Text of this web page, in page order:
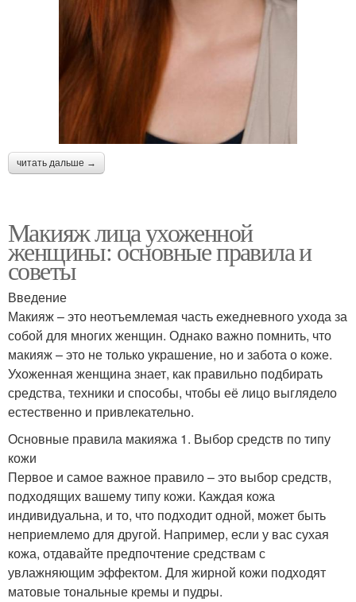
читать дальше →
Макияж лица ухоженной
женщины: основные правила и
советы
Введение
Макияж – это неотъемлемая часть ежедневного ухода за
собой для многих женщин. Однако важно помнить, что
макияж – это не только украшение, но и забота о коже.
Ухоженная женщина знает, как правильно подбирать
средства, техники и способы, чтобы её лицо выглядело
естественно и привлекательно.
Основные правила макияжа 1. Выбор средств по типу
кожи
Первое и самое важное правило – это выбор средств,
подходящих вашему типу кожи. Каждая кожа
индивидуальна, и то, что подходит одной, может быть
неприемлемо для другой. Например, если у вас сухая
кожа, отдавайте предпочтение средствам с
увлажняющим эффектом. Для жирной кожи подходят
матовые тональные кремы и пудры.